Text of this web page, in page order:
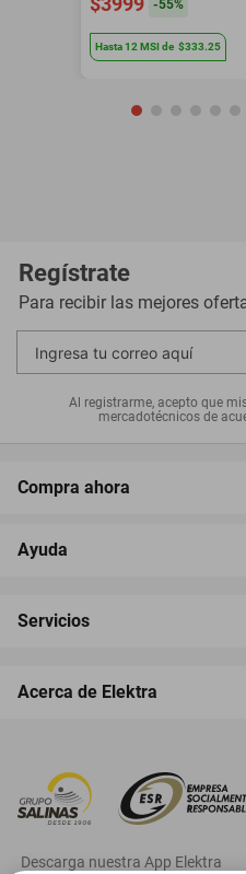
-55%
Hasta12 MSIde $333.25
Regístrate
Para recibir las mejores
Al registrarme, acepto que
mercadotécnicos de
Compra ahora
Ayuda
Servicios
Acerca de Elektra
‎ Descarga nuestra App Elektra